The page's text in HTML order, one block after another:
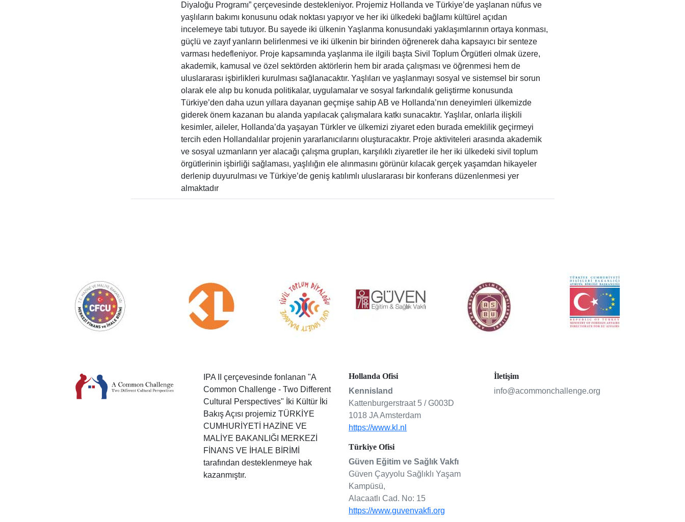
Diyaloğu Programı” çerçevesinde destekleniyor. Projemiz Hollanda ve Türkiye’de yaşlanan nüfus ve
yaşlıların bakımı konusunu odak noktası yapıyor ve her iki ülkedeki bağlamı kültürel açıdan
incelemeye tabi tutuyor. Bu sayede iki ülkenin Yaşlanma konusundaki yaklaşımlarının ortaya konması,
güçlü ve zayıf yanların belirlenmesi ve iki ülkenin bir birinden öğrenerek daha kapsayıcı bir senteze
varması hedefleniyor. Proje kapsamında yaşlanma ile ilgili başta Sivil Toplum Örgütleri olmak üzere,
akademik, kamusal ve özel sektörden aktörlerin hem bir arada çalışması ve öğrenmesi hem de
uluslararası işbirlikleri kurulması sağlanacaktır. Yaşlıları ve yaşlanmayı sosyal ve sistemsel bir sorun
olarak ele alıp bu konuda politikalar, uygulamalar ve sosyal farkındalık geliştirme konusunda
Türkiye’den daha uzun yıllara dayanan geçmişe sahip AB ve Hollanda’nın deneyimleri ülkemizde
giderek önem kazanan bu alanda yapılacak çalışmalara katkı sunacaktır. Yaşlılar, onlarla ilişkili
kesimler, aileler, Hollanda’da yaşayan Türkler ve ülkemizi ziyaret eden burada emeklilik geçirmeyi
tercih eden Hollandalılar projenin yararlanıcılarını oluşturacaktır. Proje aktiviteleri arasında akademik
ve sosyal uzmanların yer alacağı çalışma grupları, karşılıklı ziyaretler ile her iki ülkedeki sivil toplum
örgütlerinin işbirliği sağlaması, yaşlılığın ele alınmasını görünür kılacak gerçek yaşamdan hikayeler
derlenip duyurulması ve Türkiye’de geniş katılımlı uluslararası bir konferans düzenlenmesi yer
almaktadır
IPA II çerçevesinde fonlanan "A
Common Challenge - Two Different
Cultural Perspectives" İki Kültür İki
Bakış Açısı projemiz TÜRKİYE
CUMHURİYETİ HAZİNE VE
MALİYE BAKANLIĞI MERKEZİ
FİNANS VE İHALE BİRİMİ
tarafından desteklenmeye hak
kazanmıştır.
Hollanda Ofisi
Kennisland
Kattenburgerstraat 5 / G003D
1018 JA Amsterdam
https://www.kl.nl
Türkiye Ofisi
Güven Eğitim ve Sağlık Vakfı
Güven Çayyolu Sağlıklı Yaşam
Kampüsü,
Alacaatlı Cad. No: 15
https://www.guvenvakfi.org
İletişim
info@acommonchallenge.org